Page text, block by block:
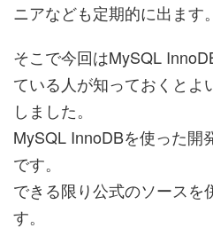
ニアなども定期的に出ます。
そこで今回はMySQL
ている人が知っておくとよ
しました。
MySQL InnoDBを使った開
です。
できる限り公式のソースを
す。